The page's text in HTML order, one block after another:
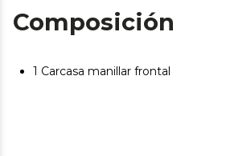
Composición
1 Carcasa manillar frontal